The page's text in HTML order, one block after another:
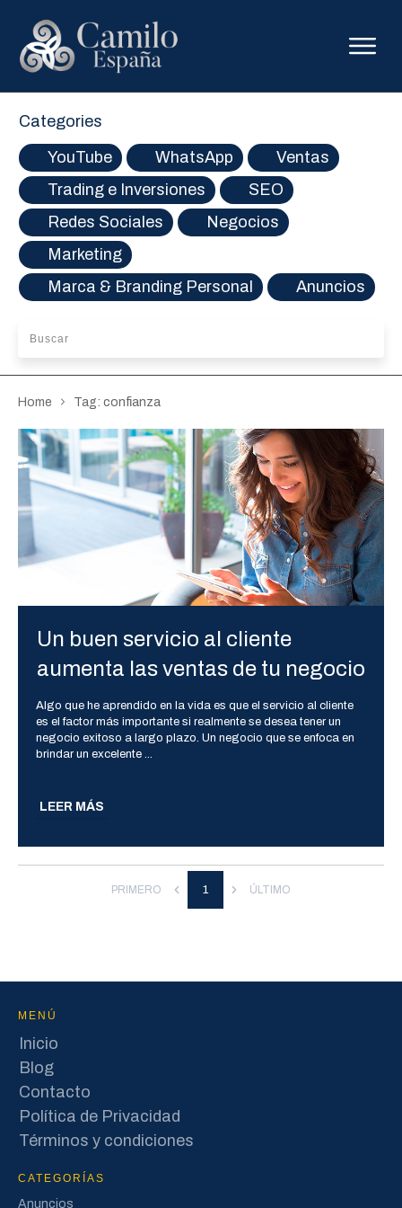
Categories
YouTube
WhatsApp
Ventas
Trading e Inversiones
SEO
Redes Sociales
Negocios
Marketing
Marca & Branding Personal
Anuncios
Home Tag: confianza
Un buen servicio al cliente
aumenta las ventas de tu negocio
Algo que he aprendido en la vida es que el servicio al cliente
es el factor más importante si realmente se desea tener un
negocio exitoso a largo plazo. Un negocio que se enfoca en
brindar un excelente ...
LEER MÁS
PRIMERO 1 ÚLTIMO
MENÚ
Inicio
Blog
Contacto
Política de Privacidad
Términos y condiciones
CATEGORÍAS
Anuncios